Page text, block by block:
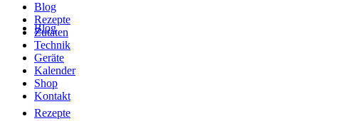
Blog
Rezepte
Blog
Rezepte
Zutaten
Technik
Geräte
Kalender
Shop
Kontakt